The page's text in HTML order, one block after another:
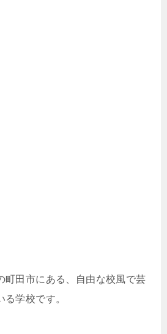
町田市にある、自由な校風で芸
学校です。